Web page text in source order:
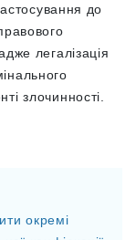
до
легалізація
злочинності.
окремі